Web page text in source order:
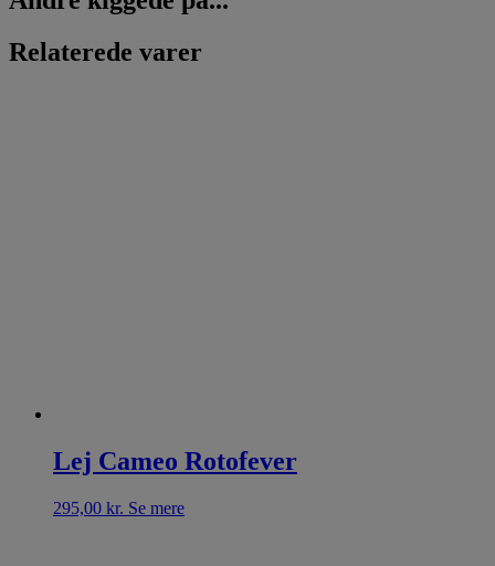
15P
Relaterede varer
Lej Cameo Rotofever
295,00 kr. Se mere